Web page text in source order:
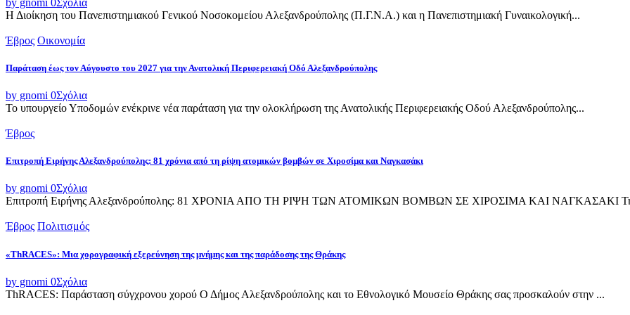
Η Διοίκηση του Πανεπιστημιακού Γενικού Νοσοκομείου Αλεξανδρούπολης (Π.Γ.Ν.Α.) και η Πανεπιστημιακή Γυναικολογική...
Έβρος Οικονομία
Παράταση έως τον Αύγουστο του 2027 για την Ανατολική Περιφερειακή Οδό Αλεξανδρούπολης
by gnomi 0Σχόλια
Το υπουργείο Υποδομών ενέκρινε νέα παράταση για την ολοκλήρωση της Ανατολικής Περιφερειακής Οδού Αλεξανδρούπολης...
Έβρος
Επιτροπή Ειρήνης Αλεξανδρούπολης: 81 χρόνια από τη ρίψη ατομικών βομβών σε Χιροσίμα και Ναγκασάκι
by gnomi 0Σχόλια
Επιτροπή Ειρήνης Αλεξανδρούπολης: 81 ΧΡΟΝΙΑ ΑΠΟ ΤΗ ΡΙΨΗ ΤΩΝ ΑΤΟΜΙΚΩΝ ΒΟΜΒΩΝ ΣΕ ΧΙΡΟΣΙΜΑ ΚΑΙ ΝΑΓΚΑΣΑΚΙ
Έβρος Πολιτισμός
«ThRACES»: Μια χορογραφική εξερεύνηση της μνήμης και της παράδοσης της Θράκης
by gnomi 0Σχόλια
ThRACES: Παράσταση σύγχρονου χορού Ο Δήμος Αλεξανδρούπολης και το Εθνολογικό Μουσείο Θράκης σας προσκαλούν στην ...